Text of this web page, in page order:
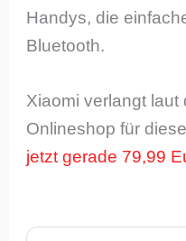
Handys, die
Bluetooth.
Xiaomi verlangt laut
Onlineshop für
jetzt gerade 79,99